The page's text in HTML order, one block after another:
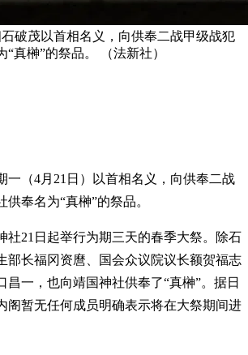
破茂以首相名义，向供奉二战甲级战犯
真榊”的祭品。 （法新社）
一（4月21日）以首相名义，向供奉二战
奉名为“真榊”的祭品。
社21日起举行为期三天的春季大祭。除石
部长福冈资麿、国会众议院议长额贺福志
昌一，也向靖国神社供奉了“真榊”。据日
阁暂无任何成员明确表示将在大祭期间进